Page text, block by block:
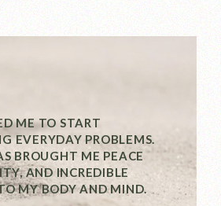
ME TO START
EVERYDAY PROBLEMS.
BROUGHT ME PEACE
AND INCREDIBLE
MY BODY AND MIND.